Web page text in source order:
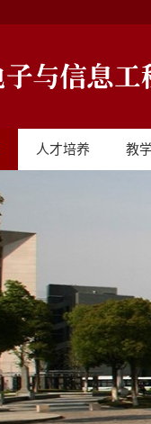
人才培养 教